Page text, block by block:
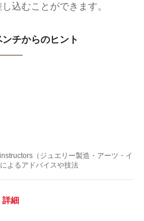
込むことができます。
チからのヒント
（ジュエリー製造・アーツ・イ
よるアドバイスや技法
詳細